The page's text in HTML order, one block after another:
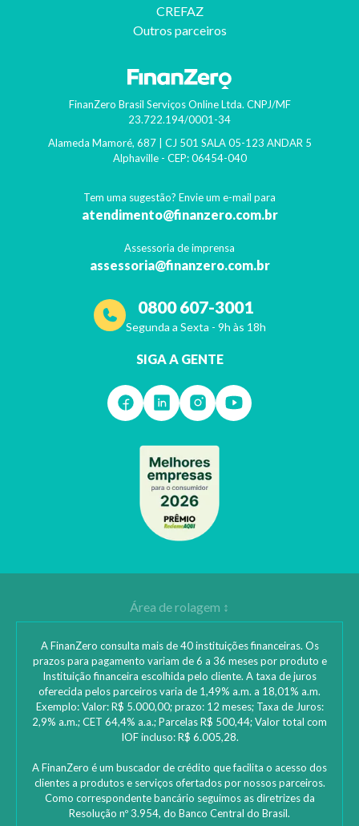
CREFAZ
Outros parceiros
FinanZero Brasil Serviços Online Ltda. CNPJ/MF
23.722.194/0001-34
Alameda Mamoré, 687 | CJ 501 SALA 05-123 ANDAR 5
Alphaville- CEP: 06454-040
Tem uma sugestão? Envie um e-mail para
atendimento@finanzero.com.br
Assessoria de imprensa
assessoria@finanzero.com.br
0800 607-3001
Segunda a Sexta - 9h às 18h
SIGA A GENTE
A FinanZero consulta mais de 40 instituições financeiras. Os
prazos para pagamento variam de 6 a 36 meses por produto e
Instituição financeira escolhida pelo cliente. A taxa de juros
oferecida pelos parceiros varia de 1,49% a.m. a 18,01% a.m.
Exemplo: Valor: R$ 5.000,00; prazo: 12 meses; Taxa de Juros:
2,9% a.m.; CET 64,4% a.a.; Parcelas R$ 500,44; Valor total com
IOF incluso: R$ 6.005,28.
A FinanZero é um buscador de crédito que facilita o acesso dos
clientes a produtos e serviços ofertados por nossos parceiros.
Como correspondente bancário seguimos as diretrizes da
Resolução nº 3.954, do Banco Central do Brasil.